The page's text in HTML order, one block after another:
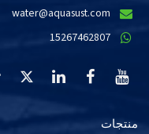
water@aquasust.com
15267462807
منتجات